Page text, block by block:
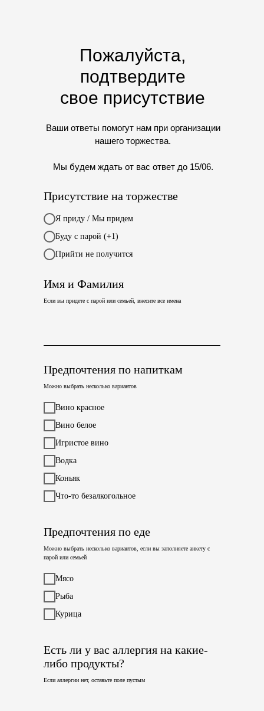
Пожалуйста,
подтвердите
свое присутствие
Ваши ответы помогут нам при организации
нашего торжества.
Мы будем ждать от вас ответ до 15/06.
Присутствие на торжестве
Я приду / Мы придем
Буду с парой (+1)
Прийти не получится
Имя и Фамилия
Если вы придете с парой или семьей, внесите все имена
Предпочтения по напиткам
Можно выбрать несколько вариантов
Вино красное
Вино белое
Игристое вино
Водка
Коньяк
Что-то безалкогольное
Предпочтения по еде
Можно выбрать несколько вариантов, если вы заполняете анкету с
парой или семьей
Мясо
Рыба
Курица
Есть ли у вас аллергия на какие-
либо продукты?
Если аллергии нет, оставьте поле пустым